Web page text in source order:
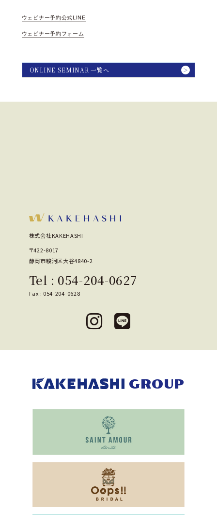
ウェビナー予約公式LINE
ウェビナー予約フォーム
ONLINE SEMINAR 一覧へ ＞
株式会社KAKEHASHI
〒422-8017
静岡市駿河区大谷4840-2
Tel : 054-204-0627
Fax : 054-204-0628
GROUP